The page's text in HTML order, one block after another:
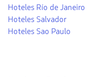
Hoteles Río de Janeiro
Hoteles Salvador
Hoteles Sao Paulo